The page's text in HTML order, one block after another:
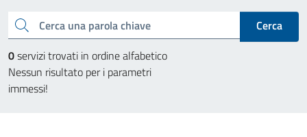
Cerca una parola chiave
Cerca
0servizi trovati in ordine alfabetico
Nessun risultato per i parametri
immessi!